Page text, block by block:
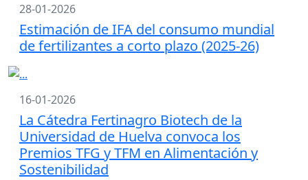
28-01-2026
Estimación de IFA del consumo mundial
de fertilizantes a corto plazo (2025-26)
16-01-2026
La Cátedra Fertinagro Biotech de la
Universidad de Huelva convoca los
Premios TFG y TFM en Alimentación y
Sostenibilidad